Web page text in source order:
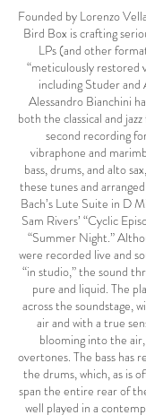
Founded by Lorenzo
Bird Box is crafting
LPs (and other
“meticulously restored
including Studer and
Alessandro Bianchini
both the classical and
second recording
vibraphone and
bass, drums, and alto
these tunes and
Bach’s Lute Suite in D
Sam Rivers’ “Cyclic
“Summer Night.”
were recorded live and
“in studio,” the sound
pure and liquid. The
across the soundstage,
air and with a true
blooming into the
overtones. The bass has
the drums, which, as is
span the entire rear of
well played in a